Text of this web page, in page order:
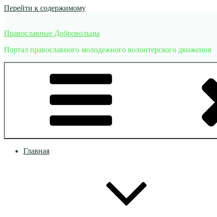
Перейти к содержимому
Православные Добровольцы
Портал православного молодежного волонтерского движения
Главная